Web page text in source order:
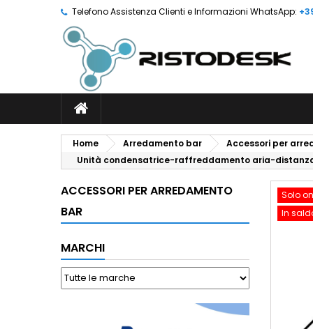
Telefono Assistenza Clienti e Informazioni WhatsApp:
Home Arredamento bar
Accessori per
Unità condensatrice-raffreddamento aria-
ACCESSORI PER ARREDAMENTO
BAR
MARCHI
Solo
In